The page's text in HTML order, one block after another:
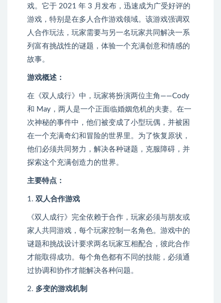
戏。它于 2021 年 3 月发布，迅速成为广受好评的
游戏，特别是在多人合作游戏领域。该游戏强调双
人合作玩法，玩家需要与另一名玩家共同解决一系
列富有挑战性的谜题，体验一个充满创意和情感的
故事。
游戏概述：
在《双人成行》中，玩家将扮演两位主角——Cody
和 May，两人是一个正面临婚姻危机的夫妻。在一
次神秘的事件中，他们被变成了小型玩偶，并被困
在一个充满奇幻和冒险的世界里。为了恢复原状，
他们必须共同努力，解决各种谜题，克服障碍，并
探索这个充满创造力的世界。
主要特点：
1. 双人合作游戏
《双人成行》完全依赖于合作，玩家必须与朋友或
家人共同游戏，每个玩家控制一名角色。游戏中的
谜题和挑战设计要求两名玩家互相配合，彼此合作
才能取得成功。每个角色都有不同的技能，必须通
过协调和协作才能解决各种问题。
2. 多变的游戏机制